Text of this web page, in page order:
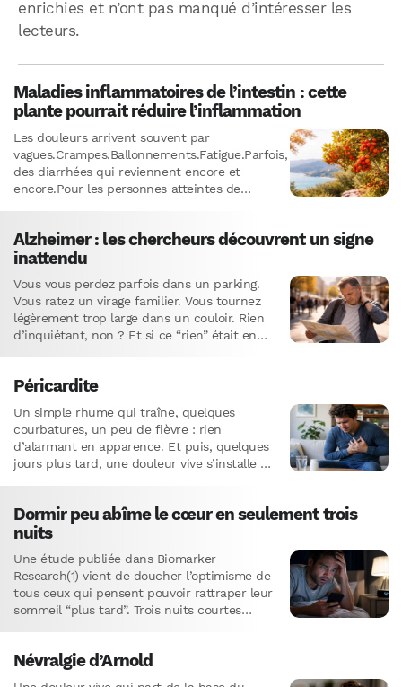
enrichies et n’ont pas manqué d’intéresser les
lecteurs.
Maladies inflammatoires de l’intestin : cette
plante pourrait réduire l’inflammation
Les douleurs arrivent souvent par
vagues.Crampes.Ballonnements.Fatigue.Parfois,
des diarrhées qui reviennent encore et
encore.Pour les personnes atteintes de
maladie de…
Alzheimer : les chercheurs découvrent un signe
inattendu
Vous vous perdez parfois dans un parking.
Vous ratez un virage familier. Vous tournez
légèrement trop large dans un couloir. Rien
d’inquiétant, non ? Et si ce “rien” était en
Péricardite
Un simple rhume qui traîne, quelques
courbatures, un peu de fièvre : rien
d’alarmant en apparence. Et puis, quelques
jours plus tard, une douleur vive s’installe au
Dormir peu abîme le cœur en seulement trois
nuits
Une étude publiée dans Biomarker
Research(1) vient de doucher l’optimisme de
tous ceux qui pensent pouvoir rattraper leur
sommeil “plus tard”. Trois nuits courtes
Névralgie d’Arnold